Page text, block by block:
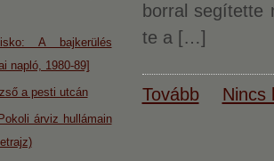
borral segítette
te a […]
Tovább Nincs
A bajkerülés
napló, 1980-89]
a pesti utcán
árviz hullámain